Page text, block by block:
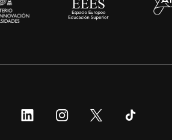
SíguenosSíguenos Síguenos